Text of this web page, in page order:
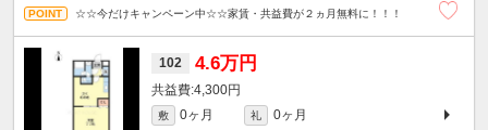
☆☆今だけキャンペーン中☆☆家賃・共益費が２ヵ月無料に！！！
102 4.6万円
4,300円
敷 0ヶ月 礼
0ヶ月